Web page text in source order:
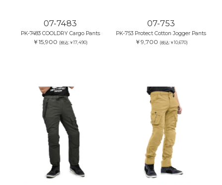
07-7483
PK-7483 COOLDRY Cargo Pants
￥15,900 (税込:￥17,490)
07-753
PK-753 Protect Cotton Jogger Pants
￥9,700 (税込:￥10,670)